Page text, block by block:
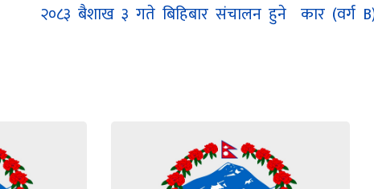
२०८३ बैशाख ३ गते बिहिबार संचालन हुने कार (वर्ग B)